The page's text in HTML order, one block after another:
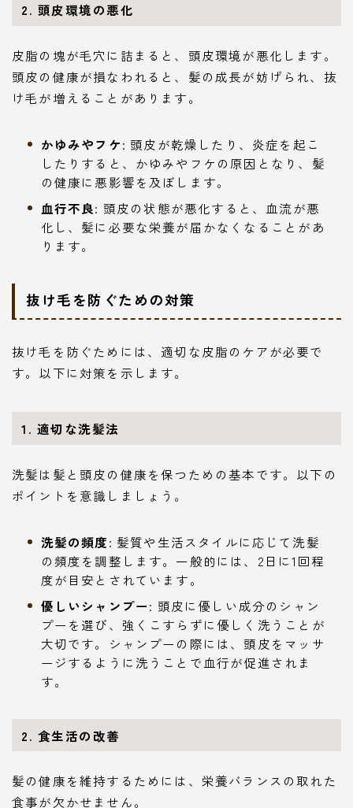
2. 頭皮環境の悪化
皮脂の塊が毛穴に詰まると、頭皮環境が悪化します。
頭皮の健康が損なわれると、髪の成長が妨げられ、抜
け毛が増えることがあります。
かゆみやフケ: 頭皮が乾燥したり、炎症を起こ
したりすると、かゆみやフケの原因となり、髪
の健康に悪影響を及ぼします。
血行不良: 頭皮の状態が悪化すると、血流が悪
化し、髪に必要な栄養が届かなくなることがあ
ります。
抜け毛を防ぐための対策
抜け毛を防ぐためには、適切な皮脂のケアが必要で
す。以下に対策を示します。
1. 適切な洗髪法
洗髪は髪と頭皮の健康を保つための基本です。以下の
ポイントを意識しましょう。
洗髪の頻度: 髪質や生活スタイルに応じて洗髪
の頻度を調整します。一般的には、2日に1回程
度が目安とされています。
優しいシャンプー: 頭皮に優しい成分のシャン
プーを選び、強くこすらずに優しく洗うことが
大切です。シャンプーの際には、頭皮をマッサ
ージするように洗うことで血行が促進されま
す。
2. 食生活の改善
髪の健康を維持するためには、栄養バランスの取れた
食事が欠かせません。